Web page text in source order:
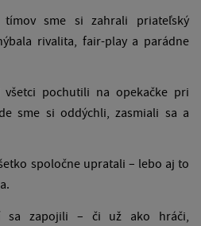
sme si zahrali priateľský
rivalita, fair-play a parádne
všetci pochutili na opekačke pri
sme si oddýchli, zasmiali sa a
spoločne upratali – lebo aj to
sa zapojili – či už ako hráči,